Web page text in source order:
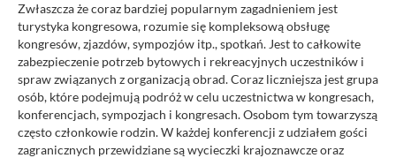
Zwłaszcza że coraz bardziej popularnym zagadnieniem jest
turystyka kongresowa, rozumie się kompleksową obsługę
kongresów, zjazdów, sympozjów itp., spotkań. Jest to całkowite
zabezpieczenie potrzeb bytowych i rekreacyjnych uczestników i
spraw związanych z organizacją obrad. Coraz liczniejsza jest grupa
osób, które podejmują podróż w celu uczestnictwa w kongresach,
konferencjach, sympozjach i kongresach. Osobom tym towarzyszą
często członkowie rodzin. W każdej konferencji z udziałem gości
zagranicznych przewidziane są wycieczki krajoznawcze oraz